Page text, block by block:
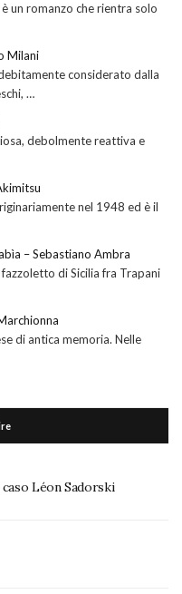
un romanzo che rientra solo
Milani
considerato dalla
…
debolmente reattiva e
nel 1948 ed è il
– Sebastiano Ambra
di Sicilia fra Trapani
di antica memoria. Nelle
Léon Sadorski